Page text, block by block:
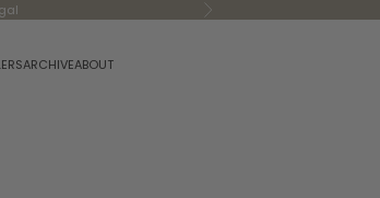
Seguinte
ARCHIVEABOUT